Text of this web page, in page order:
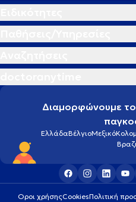
Διαμορφώνουμε το
ΕλλάδαΒέλγιοΜεξικό
Οροι χρήσηςCookiesΠολιτική